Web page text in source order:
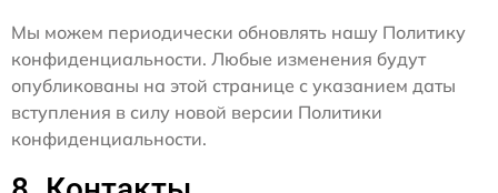
Мы можем периодически обновлять нашу Политику
конфиденциальности. Любые изменения будут
опубликованы на этой странице с указанием даты
вступления в силу новой версии Политики
конфиденциальности.